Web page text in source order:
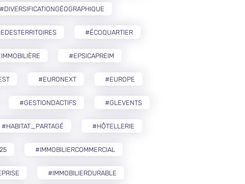
#DIVERSIFICATIONGÉOGRAPHIQUE
#ÉCOQUARTIER
#EPSICAPREIM
#EURONEXT #EUROPE
#GESTIONDACTIFS #GLEVENTS
#HABITAT_PARTAGÉ #HÔTELLERIE
#IMMOBILIERCOMMERCIAL
#IMMOBILIERDURABLE